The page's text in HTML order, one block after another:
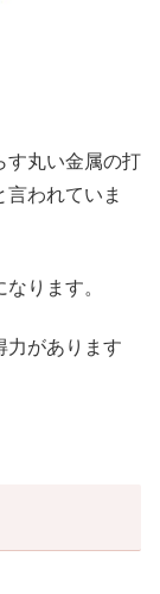
す丸い金属の打
われていま
なります。
力があります